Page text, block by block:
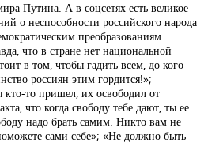
Путина. А в соцсетях есть великое
о неспособности российского народа
преобразованиям.
что в стране нет национальной
в том, чтобы гадить всем, до кого
россиян этим гордится!»;
кто-то пришел, их освободил от
что когда свободу тебе дают, ты ее
надо брать самим. Никто вам не
сами себе»; «Не должно быть